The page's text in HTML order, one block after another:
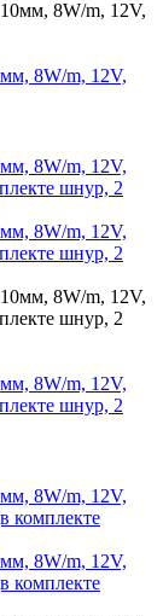
8W/m, 12V,
8W/m, 12V,
шнур, 2
8W/m, 12V,
шнур, 2
8W/m, 12V,
шнур, 2
8W/m, 12V,
комплекте
8W/m, 12V,
комплекте